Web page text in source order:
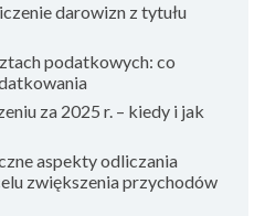
darowizn z tytułu
podatkowych: co
za 2025 r. – kiedy i jak
aspekty odliczania
zwiększenia przychodów